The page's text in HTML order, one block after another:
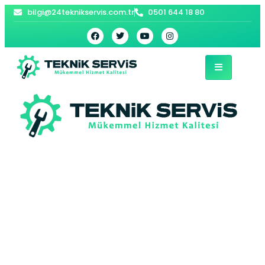
bilgi@24teknikservis.com.tr 0501 644 18 80